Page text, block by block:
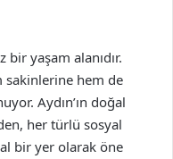
bir yaşam alanıdır.
sakinlerine hem de
Aydın’ın doğal
her türlü sosyal
bir yer olarak öne